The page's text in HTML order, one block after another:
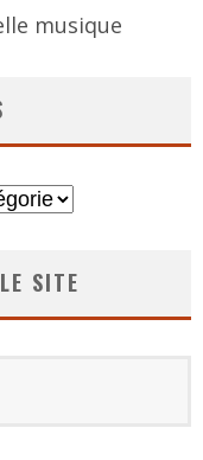
musique
SITE